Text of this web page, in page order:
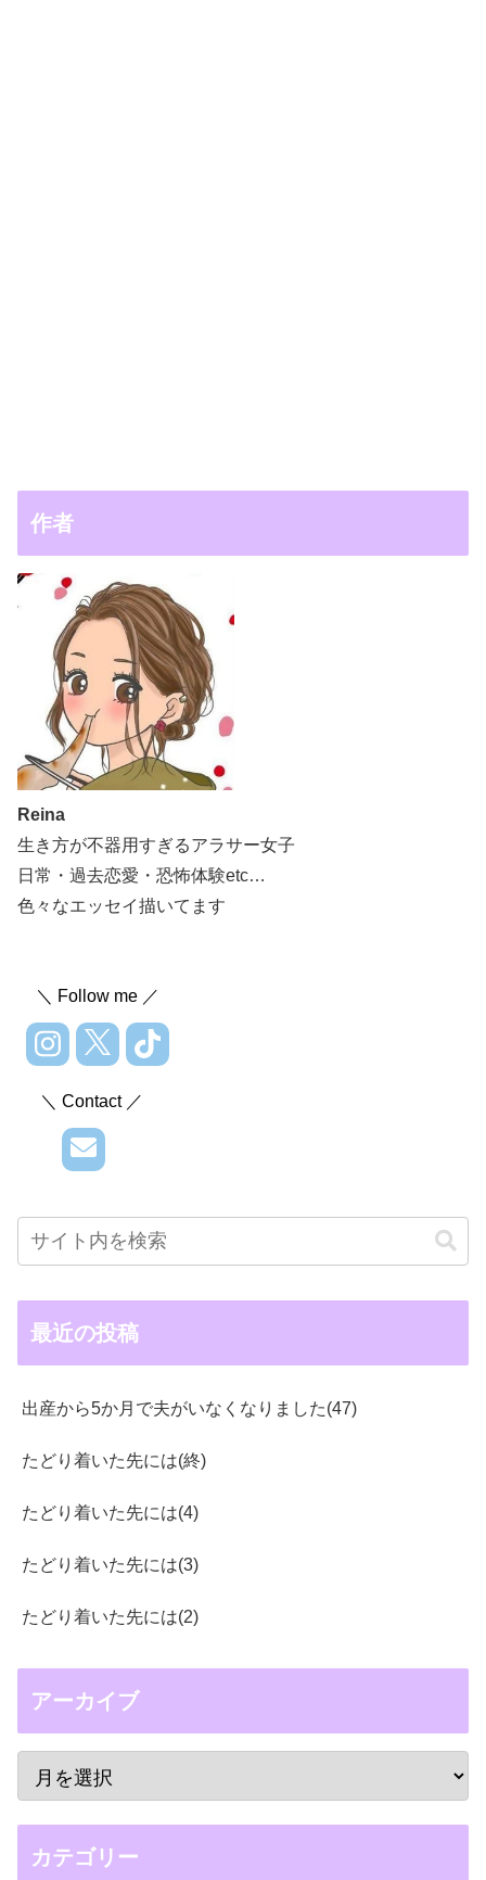
作者
Reina
生き方が不器用すぎるアラサー女子
日常・過去恋愛・恐怖体験etc…
色々なエッセイ描いてます
＼ Follow me ／
＼ Contact ／
最近の投稿
出産から5か月で夫がいなくなりました(47)
たどり着いた先には(終)
たどり着いた先には(4)
たどり着いた先には(3)
たどり着いた先には(2)
アーカイブ
カテゴリー